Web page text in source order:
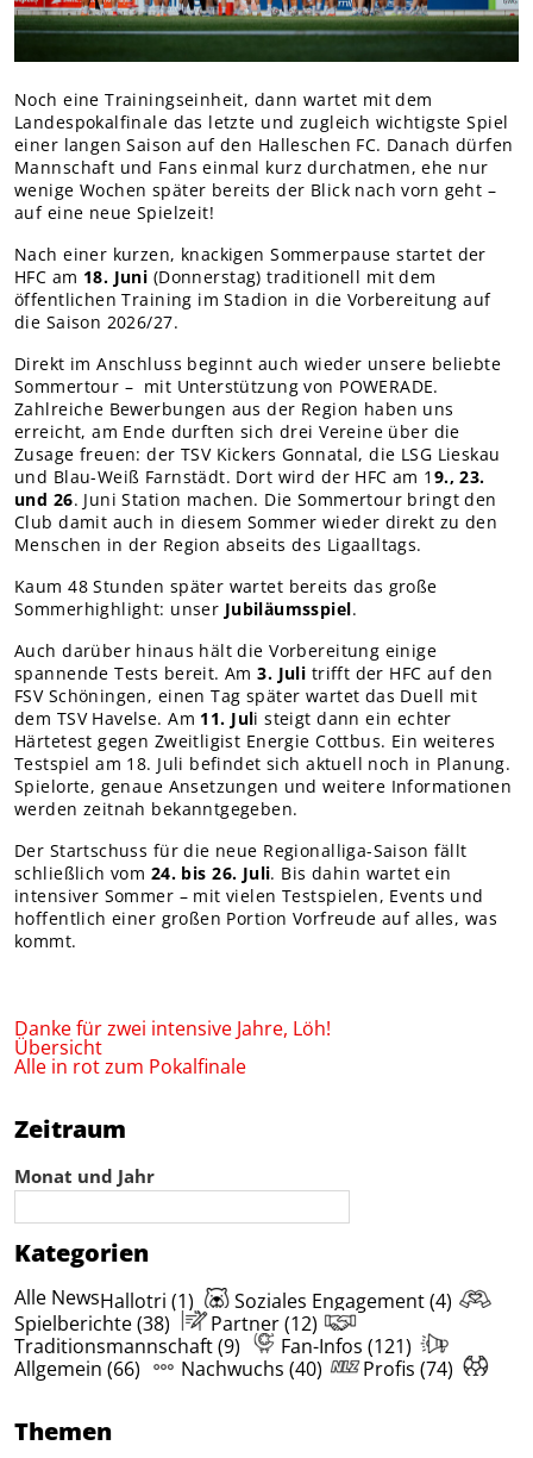
Teams Nachwuchs
Online-Antrag
Zeitraum
Monat und Jahr
Kategorien
Alle NewsHallotri (1)
Soziales Engagement (4)
Spielberichte (38)
Partner (12)
Traditionsmannschaft (9)
Fan-Infos (121)
Allgemein (66)
Nachwuchs (40) Profis (74)
Themen
Noch eine Trainingseinheit, dann wartet mit dem
Landespokalfinale das letzte und zugleich wichtigste Spiel
einer langen Saison auf den Halleschen FC. Danach dürfen
Mannschaft und Fans einmal kurz durchatmen, ehe nur
wenige Wochen später bereits der Blick nach vorn geht –
auf eine neue Spielzeit!
Nach einer kurzen, knackigen Sommerpause startet der
HFC am 18. Juni (Donnerstag) traditionell mit dem
öffentlichen Training im Stadion in die Vorbereitung auf
die Saison 2026/27.
Direkt im Anschluss beginnt auch wieder unsere beliebte
Sommertour – mit Unterstützung von POWERADE.
Zahlreiche Bewerbungen aus der Region haben uns
erreicht, am Ende durften sich drei Vereine über die
Zusage freuen: der TSV Kickers Gonnatal, die LSG Lieskau
und Blau-Weiß Farnstädt. Dort wird der HFC am 1 9., 23.
und 26. Juni Station machen. Die Sommertour bringt den
Club damit auch in diesem Sommer wieder direkt zu den
Menschen in der Region abseits des Ligaalltags.
Kaum 48 Stunden später wartet bereits das große
Sommerhighlight: unser Jubiläumsspiel.
Auch darüber hinaus hält die Vorbereitung einige
spannende Tests bereit. Am3. Juli trifft der HFC auf den
FSV Schöningen, einen Tag später wartet das Duell mit
dem TSV Havelse. Am 11. Juli steigt dann ein echter
Härtetest gegen Zweitligist Energie Cottbus. Ein weiteres
Testspiel am 18. Juli befindet sich aktuell noch in Planung.
Spielorte, genaue Ansetzungen und weitere Informationen
werden zeitnah bekanntgegeben.
Der Startschuss für die neue Regionalliga-Saison fällt
schließlich vom 24. bis 26. Juli. Bis dahin wartet ein
intensiver Sommer – mit vielen Testspielen, Events und
hoffentlich einer großen Portion Vorfreude auf alles, was
kommt.
Danke für zwei intensive Jahre, Löh!
Übersicht
Alle in rot zum Pokalfinale